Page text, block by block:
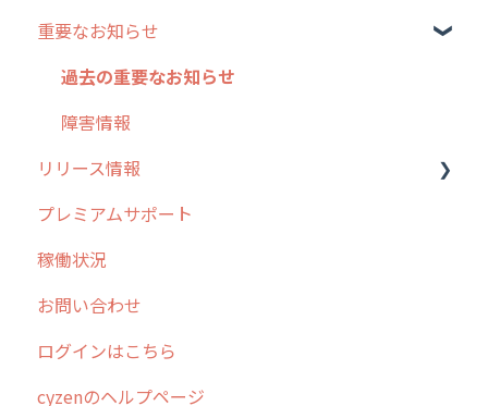
メンテナンス
外廻り営業
清掃
不動産
重要なお知らせ
過去の重要なお知らせ
障害情報
リリース情報
リリース
2026年のリリース情報
2025年のリリース情報
2024年のリリース情報
2023年のリリース情報
プレミアムサポート
稼働状況
お問い合わせ
ログインはこちら
cyzenのヘルプページ